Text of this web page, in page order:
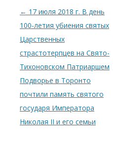
Post
navigation
← 17 июля 2018 г. В день
100-летия убиения святых
Царственных
страстотерпцев на Свято-
Тихоновском Патриаршем
Подворье в Торонто
почтили память святого
государя Императора
Николая II и его семьи